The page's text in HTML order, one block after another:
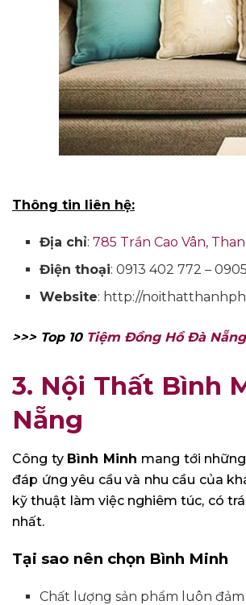
Thông tin liên hệ:
Địa chỉ:785 Trần Cao Vân,
Điện thoại: 0913 402 772 –
Website: http://
>>> Top 10 Tiệm Đồng Hồ Đà Nẵng
3. Nội Thất Bình
Nẵng
Công ty Bình Minh mang tới
đáp ứng yêu cầu và nhu cầu của
kỹ thuật làm việc nghiêm túc, có
nhất.
Tại sao nên chọn Bình Minh
Chất lượng sản phẩm luôn đảm